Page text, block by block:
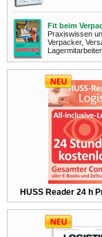
Fit beim
Praxiswissen
Verpacker,
Lagermitarbeiter
HUSS Reader 24 h